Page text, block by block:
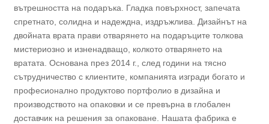
вътрешността на подаръка. Гладка повърхност, запечата
спретнато, солидна и надеждна, издръжлива. Дизайнът на
двойната врата прави отварянето на подаръците толкова
мистериозно и изненадващо, колкото отварянето на
вратата. Основана през 2014 г., след години на тясно
сътрудничество с клиентите, компанията изгради богато и
професионално продуктово портфолио в дизайна и
производството на опаковки и се превърна в глобален
доставчик на решения за опаковане. Нашата фабрика е